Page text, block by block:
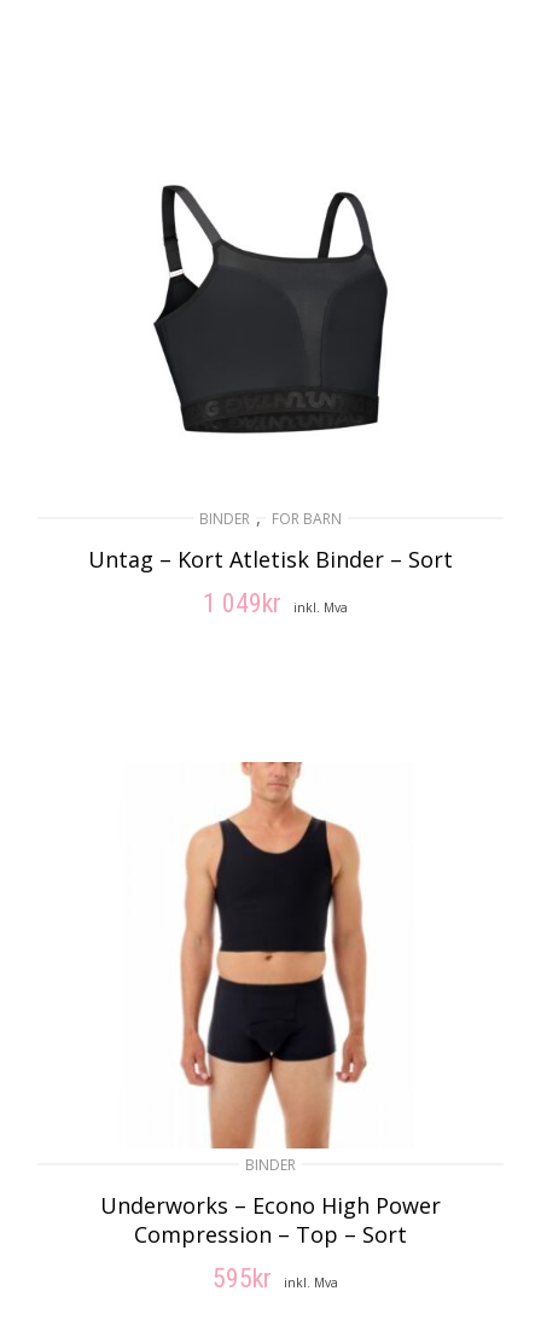
BINDER , FOR BARN
Untag – Kort Atletisk Binder – Sort
1 049kr inkl. Mva
BINDER
Underworks – Econo High Power
Compression – Top – Sort
595kr inkl. Mva